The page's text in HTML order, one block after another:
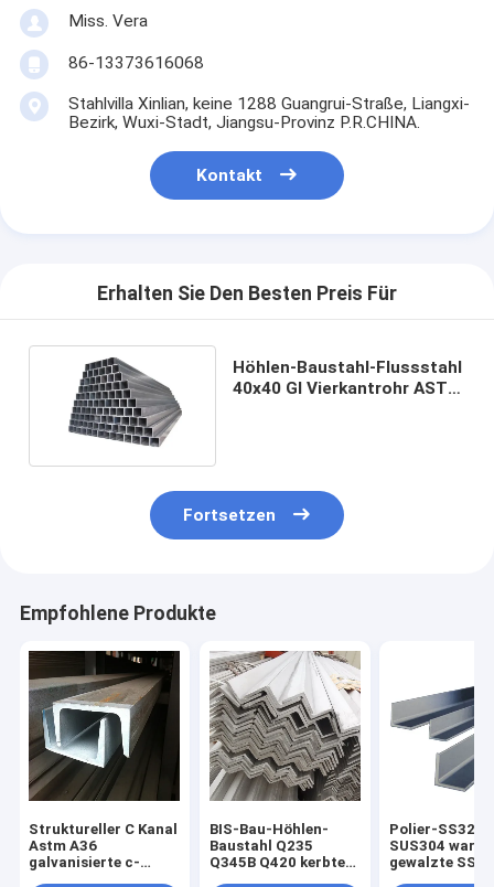
Miss. Vera
86-13373616068
Stahlvilla Xinlian, keine 1288 Guangrui-Straße, Liangxi-
Bezirk, Wuxi-Stadt, Jiangsu-Provinz P.R.CHINA.
Kontakt
Erhalten Sie Den Besten Preis Für
Höhlen-Baustahl-Flussstahl
40x40 GI Vierkantrohr ASTM
Fortsetzen
Empfohlene Produkte
Struktureller C Kanal
Astm A36
galvanisierte c-
BIS-Bau-Höhlen-
Baustahl Q235
Q345B Q420 kerbte
Polier-SS321
SUS304 warm
gewalzte SS